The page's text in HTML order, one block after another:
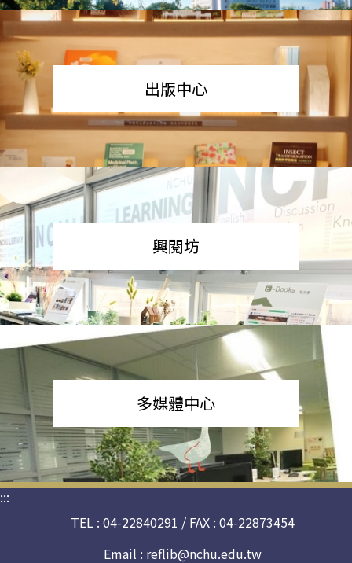
出版中心
興閱坊
多媒體中心
:::
TEL : 04-22840291 / FAX : 04-22873454
Email : reflib@nchu.edu.tw